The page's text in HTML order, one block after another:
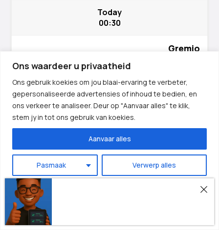
Ons waardeer u privaatheid
Ons gebruik koekies om jou blaai-ervaring te verbeter,
gepersonaliseerde advertensies of inhoud te bedien, en
ons verkeer te analiseer. Deur op "Aanvaar alles" te klik,
stem jy in tot ons gebruik van koekies.
Pasmaak Verwerp alles
Aanvaar alles
Noodsaaklik
Today
00:30
Gremio
1X/X 1.25
Today
02:30
Fortaleza
Palmeiras
Deutsch
Français
Português
Italiano
हिन्दी
العربية
Русский